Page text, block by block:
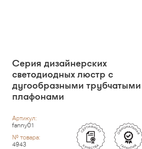
Серия дизайнерских
светодиодных люстр с
дугообразными трубчатыми
плафонами
Артикул:
fanny01
№ товара:
4943